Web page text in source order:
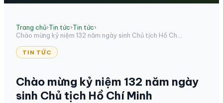
Trang chủ›Tin tức›Tin tức›
Chào mừng kỷ niệm 132 năm ngày sinh Chủ tịch Hồ Ch...
TIN TỨC
Chào mừng kỷ niệm 132 năm ngày
sinh Chủ tịch Hồ Chí Minh